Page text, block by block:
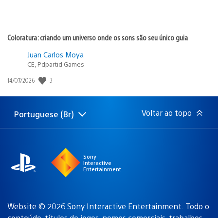
Coloratura: criando um universo onde os sons são seu único guia
Juan Carlos Moya
CE, Pdpartid Games
Data
publicação:
14/07/2026 3
Selecione
uma
Região
atual:
Portuguese (Br) Voltar ao topo
Sony
Interactive
Entertainment
Website © 2026 Sony Interactive Entertainment. Todo o